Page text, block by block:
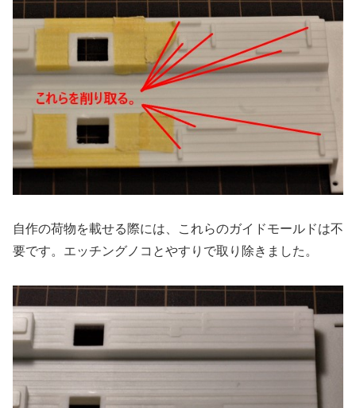
自作の荷物を載せる際には、これらのガイドモールドは不
要です。エッチングノコとやすりで取り除きました。